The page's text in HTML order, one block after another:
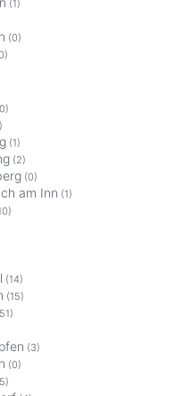
(1)
(0)
(1)
(2)
(0)
am Inn (1)
(14)
(15)
(3)
(0)